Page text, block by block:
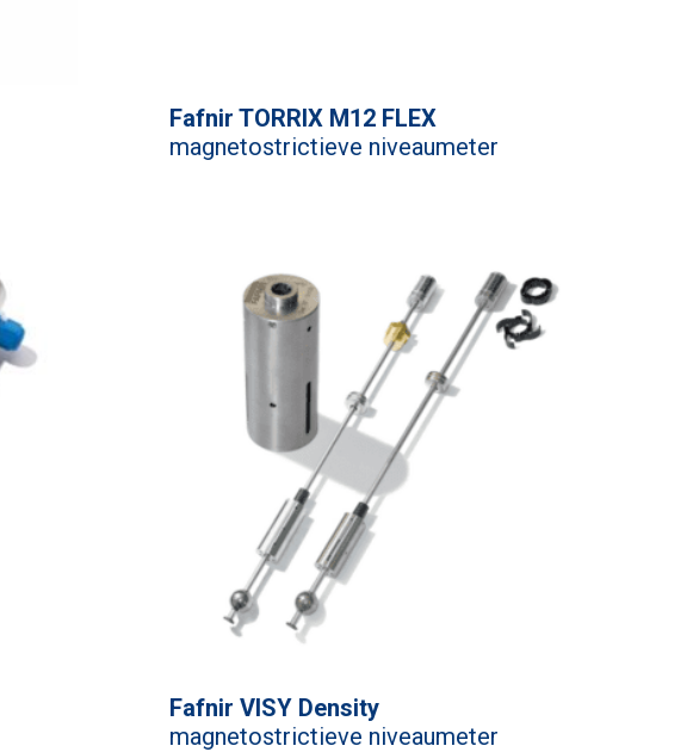
Fafnir TORRIX M12 FLEX
magnetostrictieve niveaumeter
Fafnir VISY Density
magnetostrictieve niveaumeter